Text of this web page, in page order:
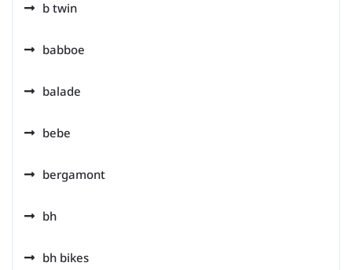
b twin
babboe
balade
bebe
bergamont
bh
bh bikes